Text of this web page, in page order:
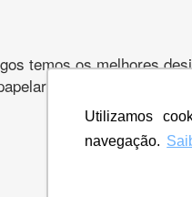
Utilizamos
navegação.
temos os melhores
banner, cartão